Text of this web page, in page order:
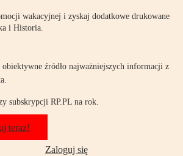
wakacyjnej i zyskaj dodatkowe drukowane
i Historia.
źródło najważniejszych informacji z
subskrypcji RP.PL na rok.
teraz!
Zaloguj się